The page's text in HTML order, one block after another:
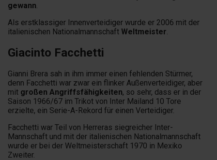
gewann.
Als erstklassiger Innenverteidiger wurde er 2006 mit der
italienischen Nationalmannschaft Weltmeister.
Giacinto Facchetti
Gianni Brera sah in ihm immer einen fehlenden Stürmer,
denn Facchetti war zwar ein flinker Außenverteidiger, aber
mit großen Angriffsfähigkeiten, so sehr, dass er in der
Saison 1966/67 im Trikot von Inter Mailand 10 Tore
erzielte, ein Serie-A-Rekord für einen Verteidiger.
Facchetti war Teil von Herreras siegreicher Inter-
Mannschaft und mit der italienischen Nationalmannschaft
wurde er bei der Weltmeisterschaft 1970 in Mexiko
Zweiter.